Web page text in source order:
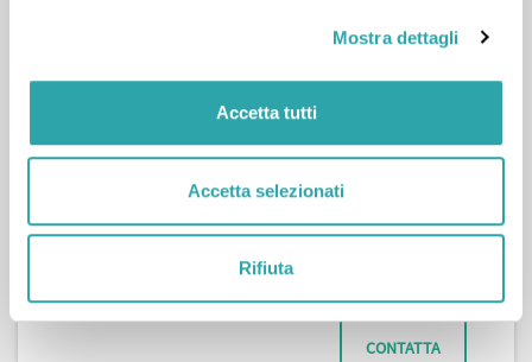
Mostra dettagli
Accetta tutti
Accetta selezionati
Rifiuta
Veronica Angelica M.
Arte,Lingue straniere,Materie umanistiche,
Inglese,Italiano,Latino, Storia
Storia dell'arte,Tedesco
CONTATTA